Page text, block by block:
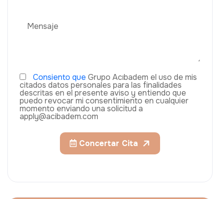
Consiento que Grupo Acıbadem el uso de mis
citados datos personales para las finalidades
descritas en el presente aviso y entiendo que
puedo revocar mi consentimiento en cualquier
momento enviando una solicitud a
apply@acibadem.com
Concertar Cita